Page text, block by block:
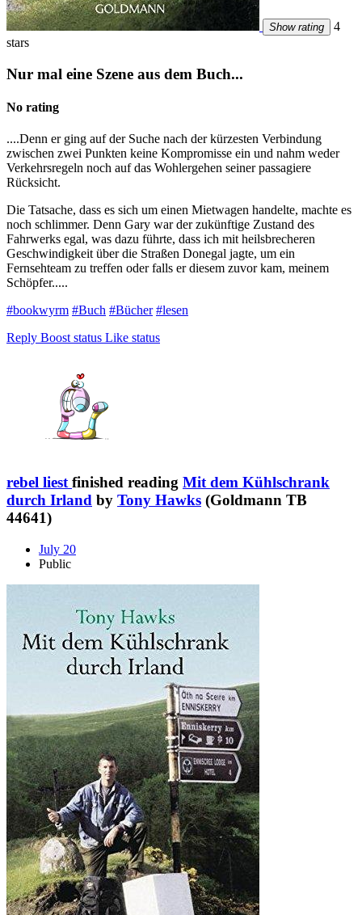
Show rating
4
stars
Nur mal eine Szene aus dem Buch...
No rating
....Denn er ging auf der Suche nach der kürzesten Verbindung
zwischen zwei Punkten keine Kompromisse ein und nahm weder
Verkehrsregeln noch auf das Wohlergehen seiner passagiere
Rücksicht.
Die Tatsache, dass es sich um einen Mietwagen handelte, machte es
noch schlimmer. Denn Gary war der zukünftige Zustand des
Fahrwerks egal, was dazu führte, dass ich mit heilsbrecheren
Geschwindigkeit über die Straßen Donegal jagte, um ein
Fernsehteam zu treffen oder falls er diesem zuvor kam, meinem
Schöpfer.....
#bookwyrm #Buch #Bücher #lesen
Reply Boost status Like status
rebel liest finished reading Mit dem Kühlschrank
durch Irland by Tony Hawks (Goldmann TB
44641)
July 20
Public